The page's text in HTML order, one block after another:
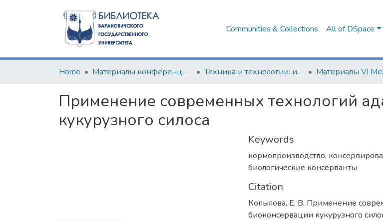
Communities & Collections All of DSpace
Home Материалы конференций и семинаров Техника и технологии: инновации и качество
Применение современных технологий
кукурузного силоса
Keywords
кормопроизводство,
биологические консерванты
Citation
Копылова, Е. В. Применение
биоконсервации кукурузного